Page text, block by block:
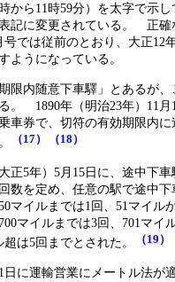
から11時59分）を太字で示
記に変更されている。 正確
では従前のとおり、大正12
ようになっている。
限内随意下車驛」とあるが
。 1890年（明治23年）11月
車券で、切符の有効期限内
（17） （18）
正5年）5月15日に、途中下
数を定め、任意の駅で途中
イルまでは1回、51マイル
マイルまでは3回、701マイ
は5回までとされた。
（19）
日に運輸営業にメートル法が